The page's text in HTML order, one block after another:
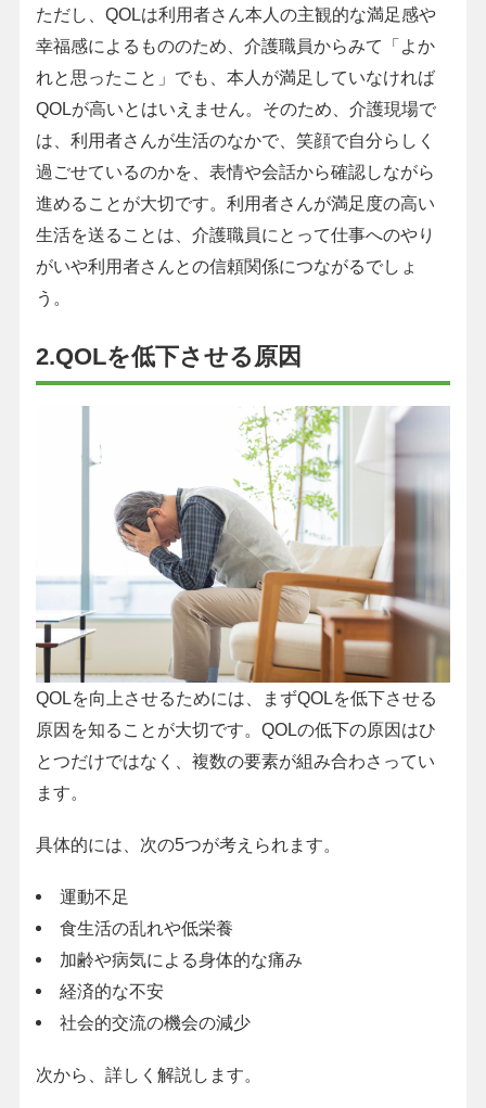
ただし、QOLは利用者さん本人の主観的な満足感や
幸福感によるもののため、介護職員からみて「よか
れと思ったこと」でも、本人が満足していなければ
QOLが高いとはいえません。そのため、介護現場で
は、利用者さんが生活のなかで、笑顔で自分らしく
過ごせているのかを、表情や会話から確認しながら
進めることが大切です。利用者さんが満足度の高い
生活を送ることは、介護職員にとって仕事へのやり
がいや利用者さんとの信頼関係につながるでしょ
う。
2.QOLを低下させる原因
QOLを向上させるためには、まずQOLを低下させる
原因を知ることが大切です。QOLの低下の原因はひ
とつだけではなく、複数の要素が組み合わさってい
ます。
具体的には、次の5つが考えられます。
運動不足
食生活の乱れや低栄養
加齢や病気による身体的な痛み
経済的な不安
社会的交流の機会の減少
次から、詳しく解説します。